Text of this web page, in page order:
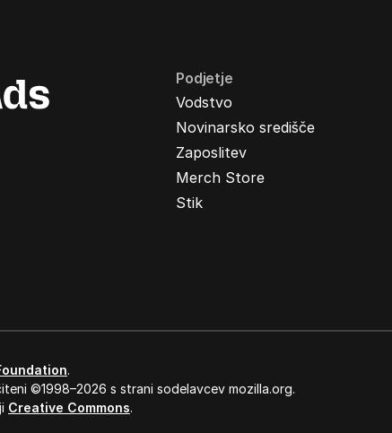
Podjetje
Vodstvo
Novinarsko središče
Zaposlitev
Merch Store
Stik
.
©1998–2026 s strani sodelavcev mozilla.org.
Creative Commons.